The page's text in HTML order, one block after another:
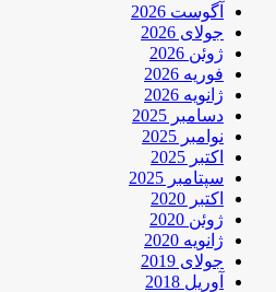
آگوست 2026
جولای 2026
ژوئن 2026
فوریه 2026
ژانویه 2026
دسامبر 2025
نوامبر 2025
اکتبر 2025
سپتامبر 2025
اکتبر 2020
ژوئن 2020
ژانویه 2020
جولای 2019
آوریل 2018